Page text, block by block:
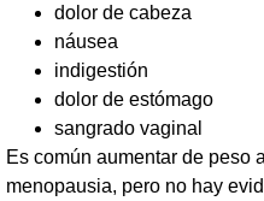
dolor de cabeza
náusea
indigestión
dolor de estómago
sangrado vaginal
Es común aumentar de peso
menopausia, pero no hay